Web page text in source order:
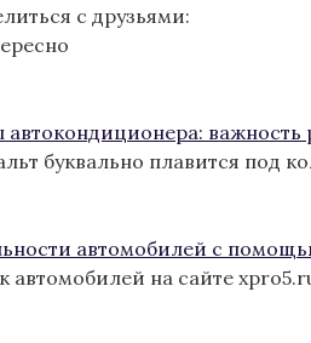
с друзьями:
важность
буквально плавится под
автомобилей с
автомобилей на сайте